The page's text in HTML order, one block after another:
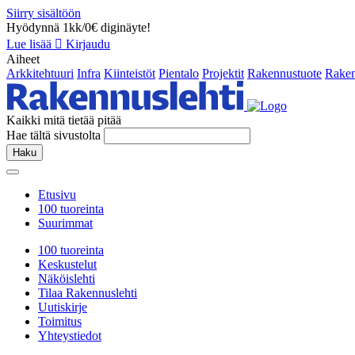
Siirry sisältöön
Hyödynnä 1kk/0€ diginäyte!
Lue lisää
Kirjaudu
Aiheet
Arkkitehtuuri Infra Kiinteistöt Pientalo Projektit Rakennustuote
Kaikki mitä tietää pitää
Hae tältä sivustolta
Haku
Etusivu
100 tuoreinta
Suurimmat
100 tuoreinta
Keskustelut
Näköislehti
Tilaa Rakennuslehti
Uutiskirje
Toimitus
Yhteystiedot